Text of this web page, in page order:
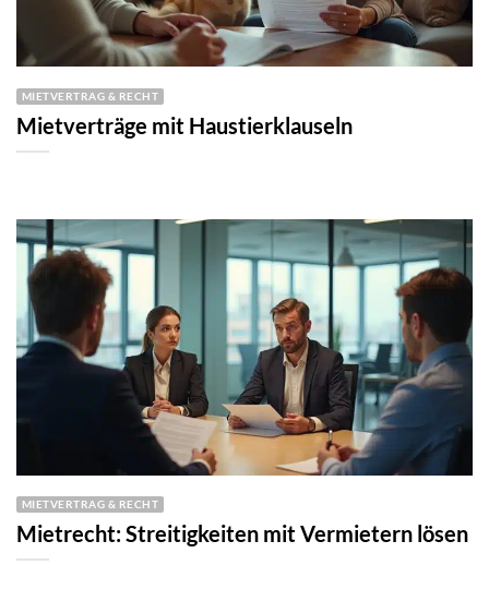
MIETVERTRAG & RECHT
Mietverträge mit Haustierklauseln
MIETVERTRAG & RECHT
Mietrecht: Streitigkeiten mit Vermietern lösen